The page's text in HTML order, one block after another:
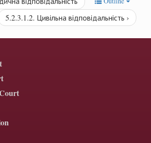
5.2.3.1.2. Цивільна відповідальність ›